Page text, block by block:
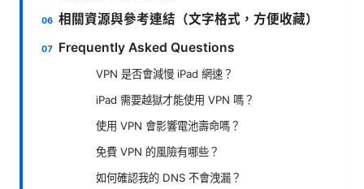
相關資源與參考連結（文字格式，方便收藏）
Frequently Asked Questions
VPN 是否會減慢 iPad 網速？
iPad 需要越獄才能使用 VPN 嗎？
使用 VPN 會影響電池壽命嗎？
免費 VPN 的風險有哪些？
如何確認我的 DNS 不會洩漏？